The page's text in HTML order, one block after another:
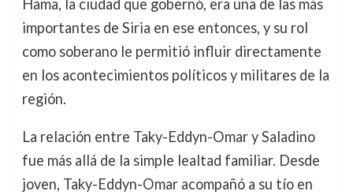
Hama, la ciudad que gobernó, era una de las más
importantes de Siria en ese entonces, y su rol
como soberano le permitió influir directamente
en los acontecimientos políticos y militares de la
región.
La relación entre Taky-Eddyn-Omar y Saladino
fue más allá de la simple lealtad familiar. Desde
joven, Taky-Eddyn-Omar acompañó a su tío en